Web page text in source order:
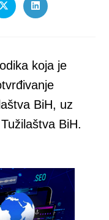
Opens
in
Opens
in
koja je
BiH, uz
BiH.